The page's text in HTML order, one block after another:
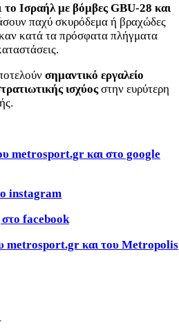
το Ισραήλ με βόμβες GBU-28 και
παχύ σκυρόδεμα ή βραχώδες
κατά τα πρόσφατα πλήγματα
σημαντικό εργαλείο
ισχύοςστην ευρύτερη
metrosport.gr και στο google
instagram
στο facebook
metrosport.gr και του Metropolis